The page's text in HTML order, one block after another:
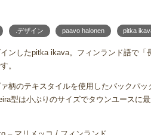
.デザイン paavo halonen pitka
ンしたpitka ikava。フィンランド語で「
。
柄のテキスタイルを使用したバックパ
型は小ぶりのサイズでタウンユースに